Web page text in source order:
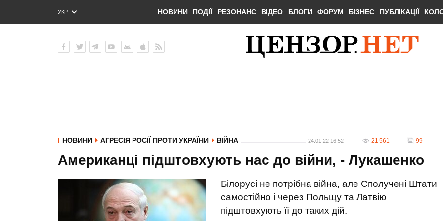
УКР
ENG
НОВИНИ ПОДІЇ РЕЗОНАНС ВІДЕО БЛОГИ ФОРУМ БІЗНЕС ПУБЛІКАЦІЇ
НОВИНИ АГРЕСІЯ РОСІЇ ПРОТИ УКРАЇНИ ВІЙНА 24.01.22 16:52 21 561 99
Американці підштовхують нас до війни, - Лукашенко
Білорусі не потрібна війна, але Сполучені Штати
самостійно і через Польщу та Латвію
підштовхують її до таких дій.